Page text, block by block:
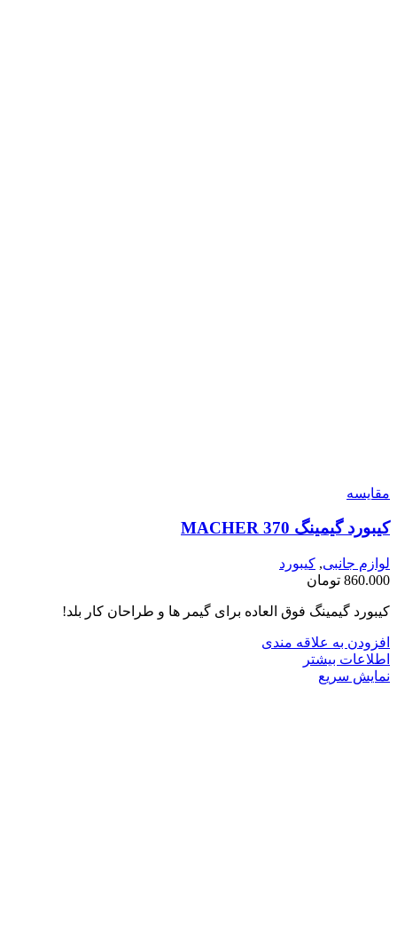
مقايسه
کیبورد گیمینگ MACHER 370
لوازم جانبی, کیبورد
860.000 تومان
کیبورد گیمینگ فوق العاده برای گیمر ها و طراحان کار بلد!
افزودن به علاقه مندی
اطلاعات بیشتر
نمایش سریع